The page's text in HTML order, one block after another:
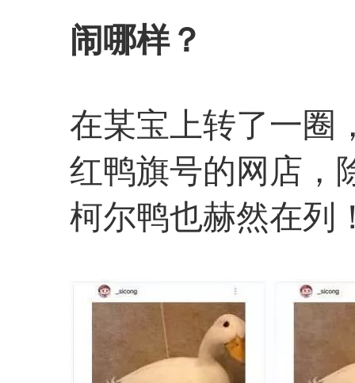
闹哪样？
在某宝上转了一圈
红鸭旗号的网店，
柯尔鸭也赫然在列